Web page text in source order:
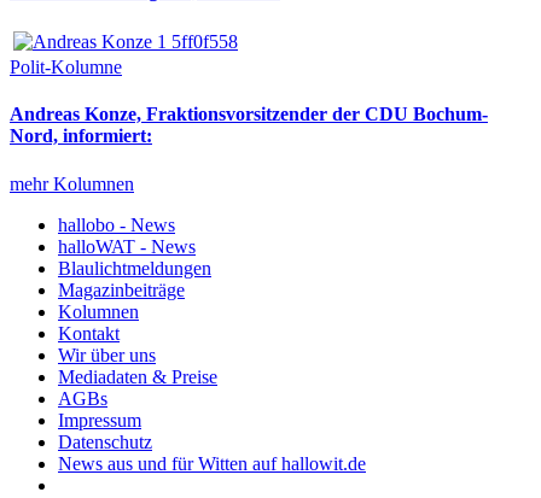
Polit-Kolumne
Andreas Konze, Fraktionsvorsitzender der CDU Bochum-
Nord, informiert:
mehr Kolumnen
hallobo - News
halloWAT - News
Blaulichtmeldungen
Magazinbeiträge
Kolumnen
Kontakt
Wir über uns
Mediadaten & Preise
AGBs
Impressum
Datenschutz
News aus und für Witten auf hallowit.de